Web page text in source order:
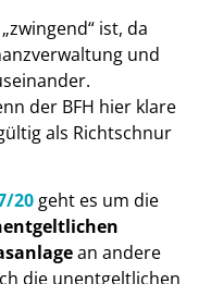
ist, da
und
der BFH hier klare
als Richtschnur
20 geht es um die
an andere
die unentgeltlichen